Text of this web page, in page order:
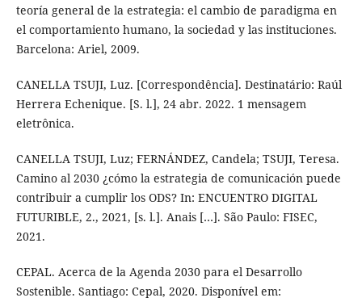
teoría general de la estrategia: el cambio de paradigma en
el comportamiento humano, la sociedad y las instituciones.
Barcelona: Ariel, 2009.
CANELLA TSUJI, Luz. [Correspondência]. Destinatário: Raúl
Herrera Echenique. [S. l.], 24 abr. 2022. 1 mensagem
eletrônica.
CANELLA TSUJI, Luz; FERNÁNDEZ, Candela; TSUJI, Teresa.
Camino al 2030 ¿cómo la estrategia de comunicación puede
contribuir a cumplir los ODS? In: ENCUENTRO DIGITAL
FUTURIBLE, 2., 2021, [s. l.]. Anais […]. São Paulo: FISEC,
2021.
CEPAL. Acerca de la Agenda 2030 para el Desarrollo
Sostenible. Santiago: Cepal, 2020. Disponível em: